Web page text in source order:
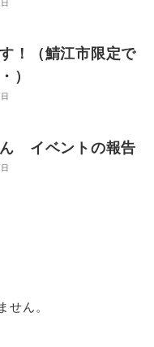
！（鯖江市限定で
）
イベントの報告
ん。